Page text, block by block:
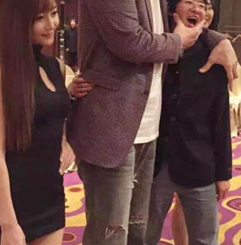
动物系恋人啊 | 钟欣潼体验爱情哲学 南